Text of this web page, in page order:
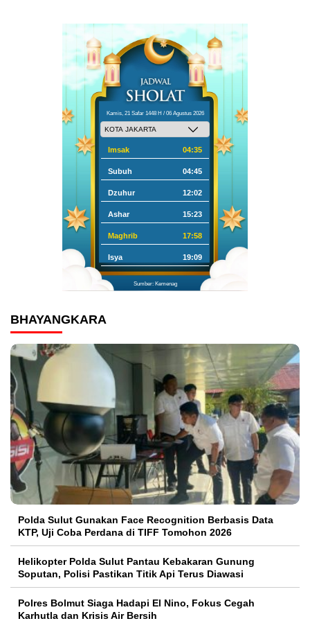
Kamis, 21 Safar 1448 H / 06 Agustus 2026
Imsak 04:35
Subuh 04:45
Dzuhur 12:02
Ashar 15:23
Maghrib 17:58
Isya 19:09
Sumber: Kemenag
BHAYANGKARA
Polda Sulut Gunakan Face Recognition Berbasis Data
KTP, Uji Coba Perdana di TIFF Tomohon 2026
Helikopter Polda Sulut Pantau Kebakaran Gunung
Soputan, Polisi Pastikan Titik Api Terus Diawasi
Polres Bolmut Siaga Hadapi El Nino, Fokus Cegah
Karhutla dan Krisis Air Bersih